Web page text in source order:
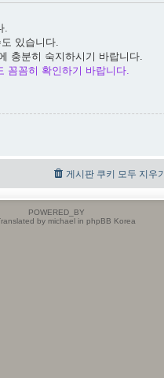
.
있습니다.
충분히 숙지하시기 바랍니다.
꼼꼼히 확인하기 바랍니다.
게시판 쿠키 모두 지우기
POWERED_BY
by michael in phpBB Korea